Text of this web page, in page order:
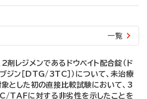
一覧
2剤レジメンであるドウベイト配合錠（ド
ジン［DTG/3TC］）について、未治療
とした初の直接比較試験において、3
TAFに対する非劣性を示したことを